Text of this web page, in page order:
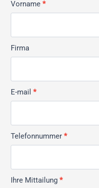
Kontakt
Vorname*
Firma
E-mail*
Telefonnummer*
Ihre Mittailung*